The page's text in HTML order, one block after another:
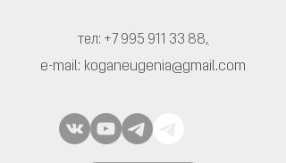
тел: +7 995 911 33 88,
e-mail: koganeugenia@gmail.com